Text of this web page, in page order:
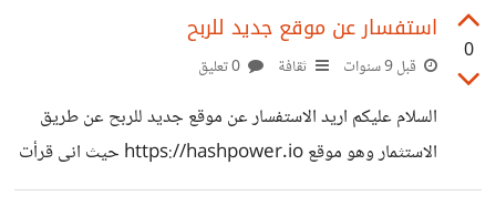
اجنبية بشكل مختلف وشاكر لكم كثيرا ^_^
0
استفسار عن موقع جديد للربح
قبل 9 سنوات ثقافة
السلام عليكم اريد الاستفسار عن موقع جديد للربح عن طريق
الاستثمار وهو موقع https://hashpower.io حيث انى قرأت
عنه مؤخرا فى احد المواقع العربية الشهيرة واريد ان اعرف فيما